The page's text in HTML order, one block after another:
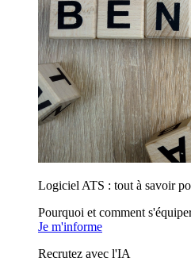
Logiciel ATS : tout à savoir
Pourquoi et comment
Je m'informe
Recrutez avec l'IA